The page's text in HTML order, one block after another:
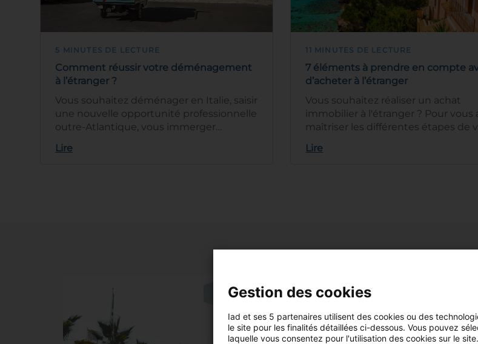
5 MINUTES DE LECTURE
Comment réussir votre déménagement
à l’étranger ?
Vous souhaitez déménager en Italie, saisir
une nouvelle opportunité professionnelle
outre-Atlantique, vous immerger
U…
Lire
11 MINUTES DE LECTURE
7 éléments à prendre en compte
d’acheter à l’étranger
Vous souhaitez réaliser un achat
immobilier à l'étranger ? Pour vous
maîtriser les différentes étapes de
Lire
Gestion des cookies
Iad et ses 5 partenaires utilisent des cookies ou des
le site pour les finalités détaillées ci-dessous. Vous pouvez
laquelle vous consentez pour l'utilisation des cookies sur le